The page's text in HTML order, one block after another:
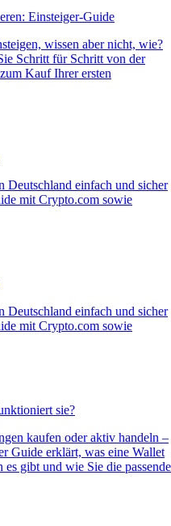
Einsteiger-Guide
wissen aber nicht, wie?
Schritt für Schritt von der
Kauf Ihrer ersten
Deutschland einfach und sicher
mit Crypto.com sowie
Deutschland einfach und sicher
mit Crypto.com sowie
sie?
kaufen oder aktiv handeln –
Guide erklärt, was eine Wallet
gibt und wie Sie die passende